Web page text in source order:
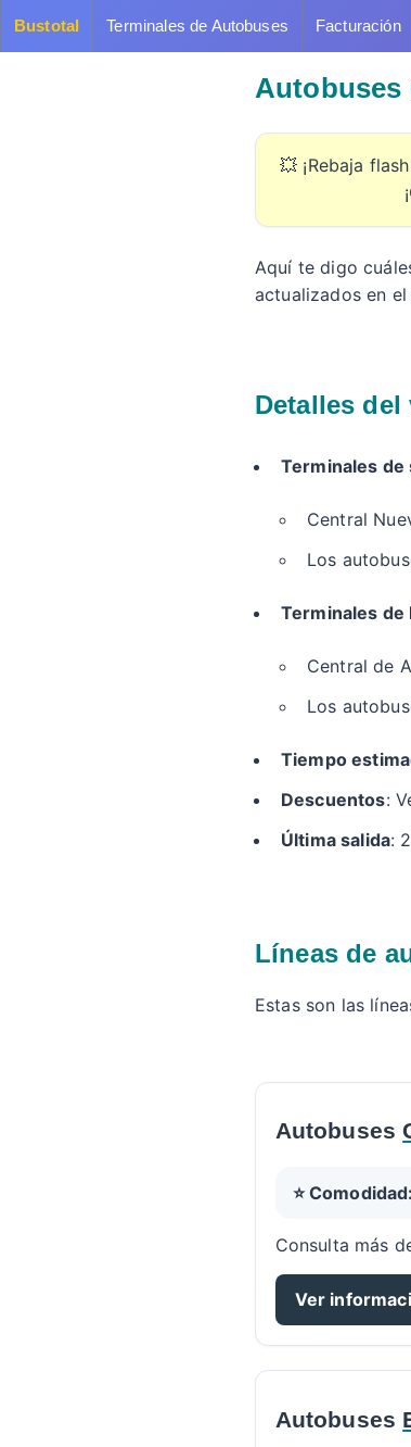
Bustotal Terminales de Autobuses Facturación
Autobuses
💥 ¡Rebaja
Aquí te digo
actualizados en el
Detalles del
Terminales de
Central
Los
Terminales de
Central de
Los
Tiempo
Descuentos:
Última salida:
Líneas de
Estas son las
Autobuses
⭐ Comodidad:
Consulta más
Ver
Autobuses